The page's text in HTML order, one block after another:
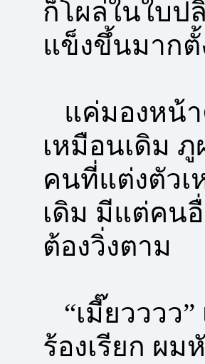
ก็โผล่ในใบ
แข็งขึ้นมาก
แค่มองหน้า
เหมือนเดิม
คนที่แต่งตัวเ
เดิม มีแต่คน
ต้องวิ่งตาม
“เมี๊ยวววว
ร้องเรียก ผ